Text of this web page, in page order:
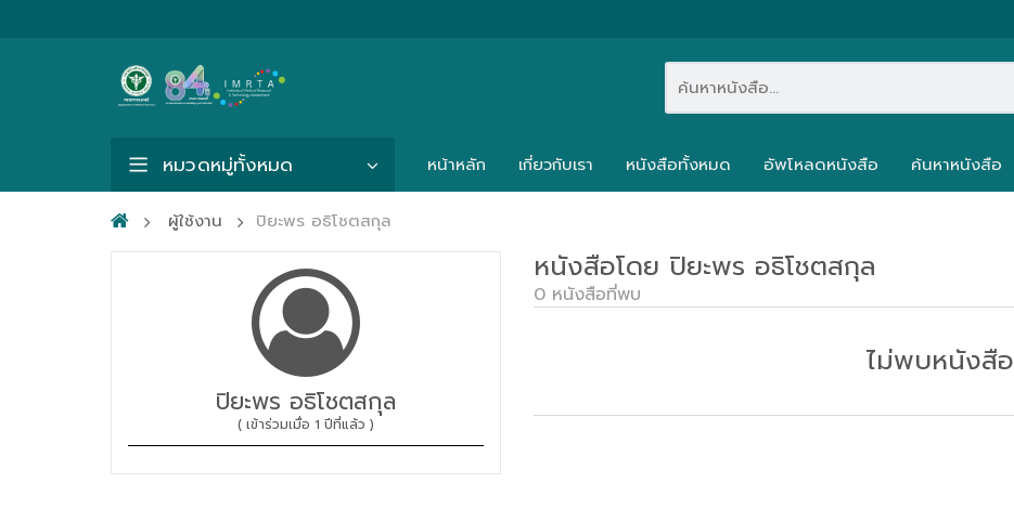
หมวดหมู่ทั้งหมด หน้าหลัก เกี่ยวกับเรา หนังสือทั้งหมด อัพโหลดหนังสือ ค้นหาหนังสือ
ผู้ใช้งาน ปิยะพร อธิโชตสกุล
ปิยะพร อธิโชตสกุล
( เข้าร่วมเมื่อ 1 ปีที่แล้ว )
หนังสือโดย ปิยะพร อธิโชตสกุล
0 หนังสือที่พบ
ไม่พบหนังสือ